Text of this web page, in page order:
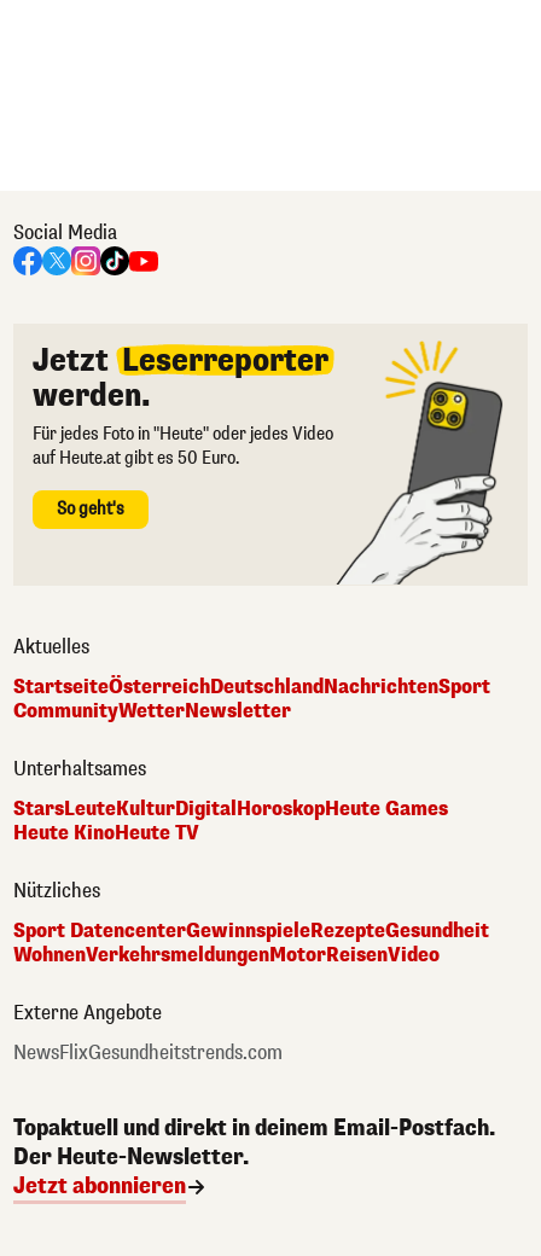
Social Media
Jetzt Leserreporter
werden.
Für jedes Foto in "Heute" oder jedes Video
auf Heute.at gibt es 50 Euro.
So geht's
Aktuelles
StartseiteÖsterreichDeutschlandNachrichtenSport
CommunityWetterNewsletter
Unterhaltsames
StarsLeuteKulturDigitalHoroskopHeute Games
Heute KinoHeute TV
Nützliches
Sport DatencenterGewinnspieleRezepteGesundheit
WohnenVerkehrsmeldungenMotorReisenVideo
Externe Angebote
NewsFlixGesundheitstrends.com
Topaktuell und direkt in deinem Email-Postfach.
Der Heute-Newsletter.
Jetzt abonnieren